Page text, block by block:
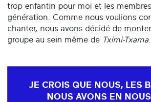
trop enfantin pour moi et les
génération. Comme nous voulions
chanter, nous avons décidé de
groupe au sein même de Tximi-Txama
JE CROIS QUE NOUS, LES
NOUS AVONS EN